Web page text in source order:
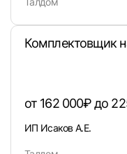
Вход в
Комплектовщик
от 162 000₽ до
ИП Исаков А.Е.